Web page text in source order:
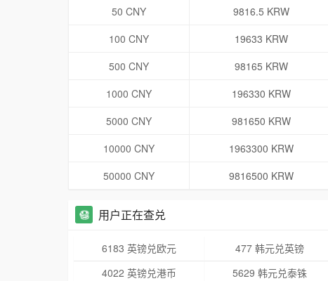
50 CNY
9816.5 KRW
100 CNY
19633 KRW
500 CNY
98165 KRW
1000 CNY
196330 KRW
5000 CNY
981650 KRW
10000 CNY
1963300 KRW
50000 CNY
9816500 KRW
用户正在查兑
6183 英镑兑欧元 477 韩元兑英镑
4022 英镑兑港币
5629 韩元兑泰铢